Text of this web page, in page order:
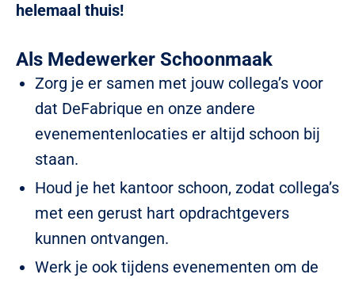
helemaal thuis!
Als Medewerker Schoonmaak
Zorg je er samen met jouw collega’s voor
dat DeFabrique en onze andere
evenementenlocaties er altijd schoon bij
staan.
Houd je het kantoor schoon, zodat collega’s
met een gerust hart opdrachtgevers
kunnen ontvangen.
Werk je ook tijdens evenementen om de